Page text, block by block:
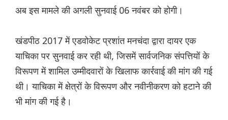
अब इस मामले की अगली सुनवाई 06 नवंबर को होगी।
खंडपीठ 2017 में एडवोकेट प्रशांत मनचंदा द्वारा दायर एक
याचिका पर सुनवाई कर रही थी, जिसमें सार्वजनिक संपत्तियों के
विरूपण में शामिल उम्मीदवारों के खिलाफ कार्रवाई की मांग की गई
थी। याचिका में क्षेत्रों के विरूपण और नवीनीकरण को हटाने की
भी मांग की गई है।